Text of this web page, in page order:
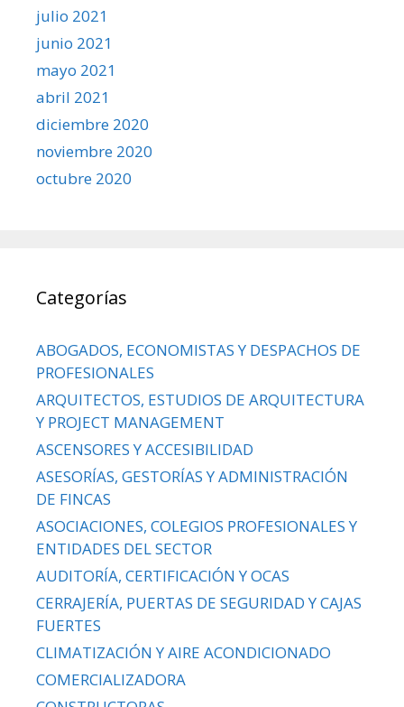
julio 2021
junio 2021
mayo 2021
abril 2021
diciembre 2020
noviembre 2020
octubre 2020
Categorías
ABOGADOS, ECONOMISTAS Y DESPACHOS DE
PROFESIONALES
ARQUITECTOS, ESTUDIOS DE ARQUITECTURA
Y PROJECT MANAGEMENT
ASCENSORES Y ACCESIBILIDAD
ASESORÍAS, GESTORÍAS Y ADMINISTRACIÓN
DE FINCAS
ASOCIACIONES, COLEGIOS PROFESIONALES Y
ENTIDADES DEL SECTOR
AUDITORÍA, CERTIFICACIÓN Y OCAS
CERRAJERÍA, PUERTAS DE SEGURIDAD Y CAJAS
FUERTES
CLIMATIZACIÓN Y AIRE ACONDICIONADO
COMERCIALIZADORA